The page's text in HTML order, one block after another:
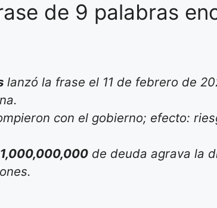
de 9 palabras
lanzó la frase el 11 de febrero de
con el gobierno; efecto:
de deuda agrava la